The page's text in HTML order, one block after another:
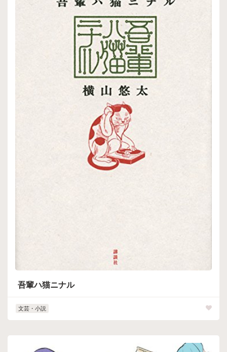
吾輩ハ猫ニナル
文芸・小説